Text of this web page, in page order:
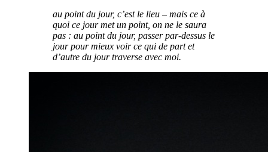
au point du jour, c’est le lieu – mais ce à
quoi ce jour met un point, on ne le saura
pas : au point du jour, passer par-dessus le
jour pour mieux voir ce qui de part et
d’autre du jour traverse avec moi.